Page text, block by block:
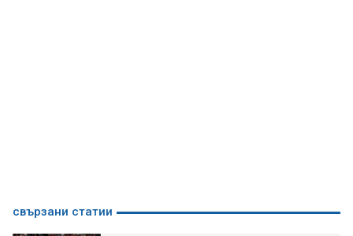
свързани статии